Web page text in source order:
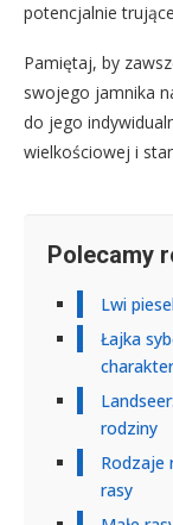
potencjalnie
Pamiętaj, by
swojego jamnika
do jego
wielkościowej i
Polecamy
Lwi
Łajka
rodziny
Rodzaje
rasy